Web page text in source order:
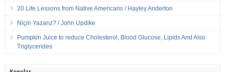
20 Life Lessons from Native Americans / Hayley Anderton
Niçin Yazarız? / John Updike
Pumpkin Juice to reduce Cholesterol, Blood Glucose, Lipids And Also
Triglycerides